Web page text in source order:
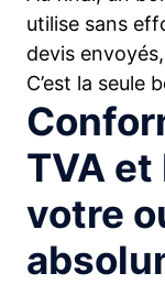
utilise sans
devis
C’est la seule
TVA et
votre